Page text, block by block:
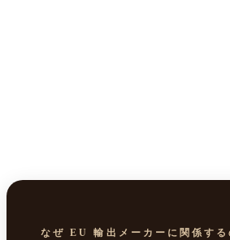
なぜ EU 輸出メーカーに関係する